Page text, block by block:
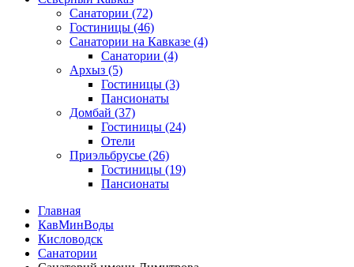
Санатории (72)
Гостиницы (46)
Санатории на Кавказе (4)
Санатории (4)
Архыз (5)
Гостиницы (3)
Пансионаты
Домбай (37)
Гостиницы (24)
Отели
Приэльбрусье (26)
Гостиницы (19)
Пансионаты
Главная
КавМинВоды
Кисловодск
Санатории